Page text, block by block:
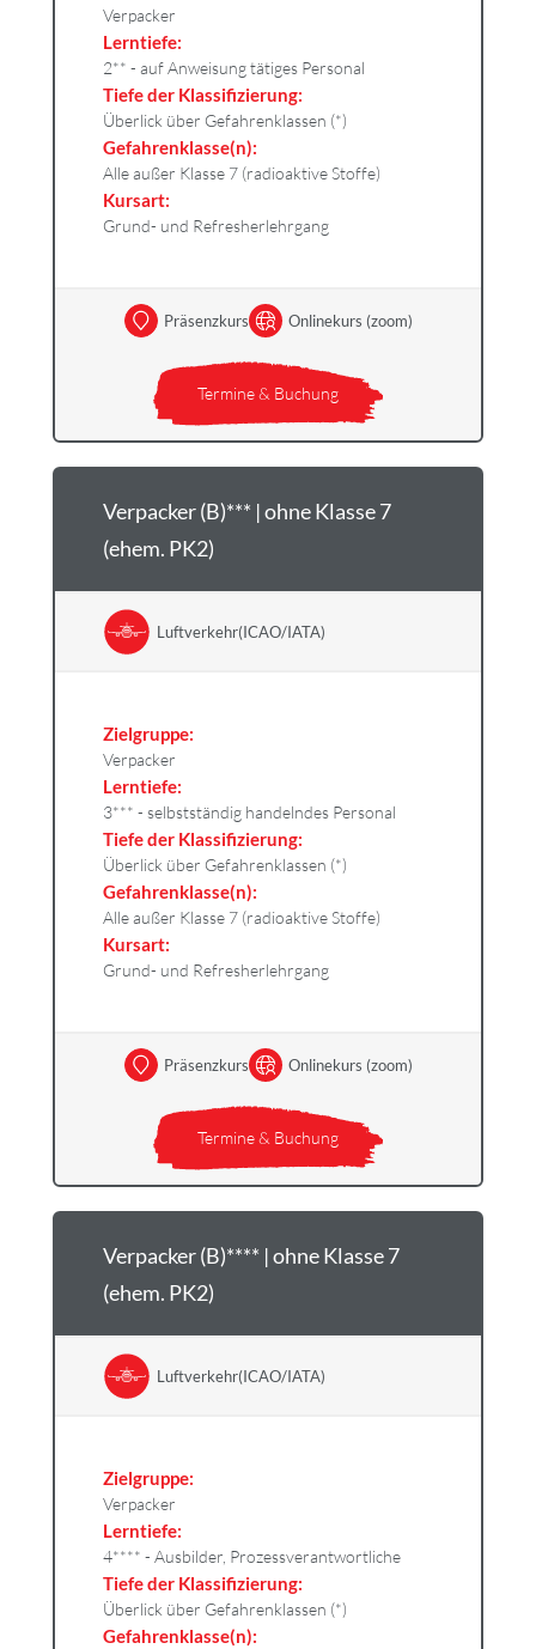
Verpacker
Lerntiefe:
2** - auf Anweisung tätiges Personal
Tiefe der Klassifizierung:
Überlick über Gefahrenklassen (*)
Gefahrenklasse(n):
Alle außer Klasse 7 (radioaktive Stoffe)
Kursart:
Grund- und Refresherlehrgang
Termine & Buchung
Präsenzkurs Onlinekurs (zoom)
Verpacker (B)*** | ohne Klasse 7
(ehem. PK2)
Luftverkehr(ICAO/IATA)
Zielgruppe:
Verpacker
Lerntiefe:
3*** - selbstständig handelndes Personal
Tiefe der Klassifizierung:
Überlick über Gefahrenklassen (*)
Gefahrenklasse(n):
Alle außer Klasse 7 (radioaktive Stoffe)
Kursart:
Grund- und Refresherlehrgang
Termine & Buchung
Präsenzkurs Onlinekurs (zoom)
Verpacker (B)**** | ohne Klasse 7
(ehem. PK2)
Luftverkehr(ICAO/IATA)
Zielgruppe:
Verpacker
Lerntiefe:
4**** - Ausbilder, Prozessverantwortliche
Tiefe der Klassifizierung:
Überlick über Gefahrenklassen (*)
Gefahrenklasse(n):